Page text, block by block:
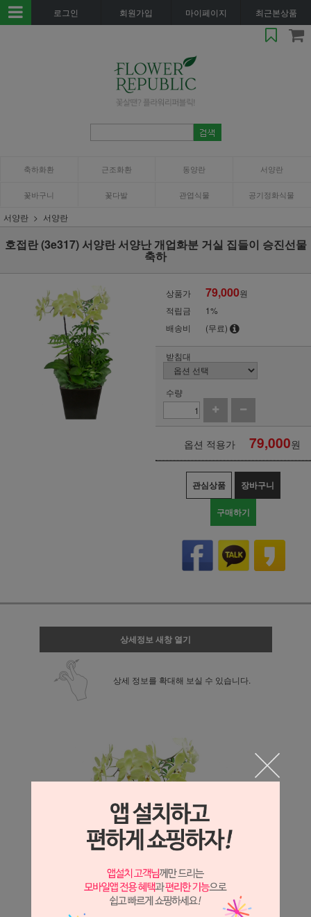
로그인 회원가입 마이페이지 최근본상품
축하화환 근조화환 동양란 서양란
꽃바구니 꽃다발 관엽식물 공기정화식물
서양란 서양란
호접란 (3e317) 서양란 서양난 개업화분 거실 집들이 승진선물
축하
상품가 79,000원
적립금
1%
배송비
(무료)
받침대
수량
옵션 적용가 79,000원
관심상품 장바구니
구매하기
상세정보 새창 열기
상세 정보를 확대해 보실 수 있습니다.